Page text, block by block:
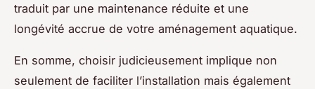
traduit par une maintenance réduite et une
longévité accrue de votre aménagement aquatique.
En somme, choisir judicieusement implique non
seulement de faciliter l’installation mais également